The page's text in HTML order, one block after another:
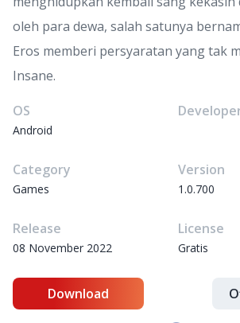
oleh para dewa, salah satunya
Eros memberi persyaratan yang tak
Insane.
OS
Android
Category
Games
Version
1.0.700
Release
08 November 2022
License
Gratis
Download